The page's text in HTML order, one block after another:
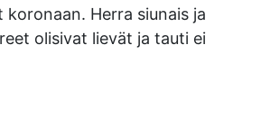
koronaan. Herra siunais ja
olisivat lievät ja tauti ei